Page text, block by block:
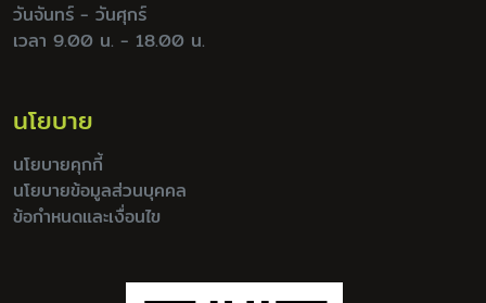
วันจันทร์ - วันศุกร์
เวลา 9.00 น. - 18.00 น.
นโยบาย
นโยบายคุกกี้
นโยบายข้อมูลส่วนบุคคล
ข้อกำหนดและเงื่อนไข